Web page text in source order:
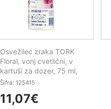
Osvežilec zraka TORK
Floral, vonj cvetlični, v
kartuši za dozer, 75 ml,
A1
Šifra: 125415
11,07€